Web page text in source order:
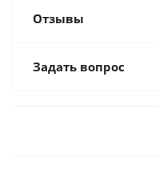
Отзывы
Задать вопрос